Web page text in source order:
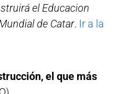
el Educacion
de Catar. Ir a la
el que más